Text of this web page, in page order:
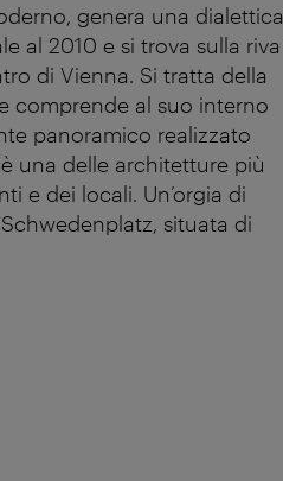
genera una dialettica
al 2010 e si trova sulla riva
di Vienna. Si tratta della
comprende al suo interno
panoramico realizzato
una delle architetture più
e dei locali. Un’orgia di
situata di